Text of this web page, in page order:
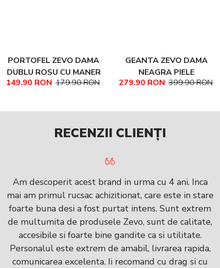
PORTOFEL ZEVO DAMA
DUBLU ROSU CU MANER
PIELE NATURALA
149.90 RON 179.90 RON
GEANTA ZEVO DAMA
NEAGRA PIELE
NATURALA TEXTURATA
279.90 RON 399.90 RON
RECENZII CLIENȚI
Am descoperit acest brand in urma cu 4 ani. Inca
mai am primul rucsac achizitionat, care este in stare
foarte buna desi a fost purtat intens. Sunt extrem
de multumita de produsele Zevo, sunt de calitate,
accesibile si foarte bine gandite ca si utilitate.
Personalul este extrem de amabil, livrarea rapida,
comunicarea excelenta. Ii recomand cu drag si cu